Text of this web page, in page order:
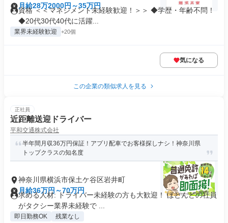
町
月給28万2000円～35万円
資格 ＜＜マネジメント未経験歓迎！＞＞ ◆学歴・年齢不問！
◆20代30代40代に活躍...
業界未経験歓迎 +20個
気になる
この企業の類似求人を見る
正社員
近距離送迎ドライバー
平和交通株式会社
半年間月収36万円保証！アプリ配車でお客様探しナシ！神奈川県
トップクラスの知名度
神奈川県横浜市保土ケ谷区岩井町
月給36万円～70万円
求める人材: ドライバー未経験の方も大歓迎！ ほとんどの社員
がタクシー業界未経験で ...
即日勤務OK 残業なし